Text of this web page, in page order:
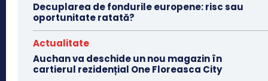
Decuplarea de fondurile europene: risc sau
oportunitate ratată?
Actualitate
Auchan va deschide un nou magazin în
cartierul rezidențial One Floreasca City